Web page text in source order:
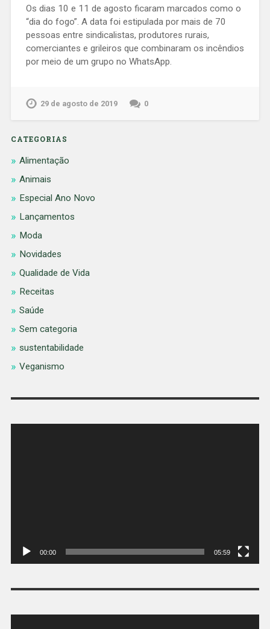
Os dias 10 e 11 de agosto ficaram marcados como o
“dia do fogo”. A data foi estipulada por mais de 70
pessoas entre sindicalistas, produtores rurais,
comerciantes e grileiros que combinaram os incêndios
por meio de um grupo no WhatsApp.
29 de agosto de 2019 0
CATEGORIAS
Alimentação
Animais
Especial Ano Novo
Lançamentos
Moda
Novidades
Qualidade de Vida
Receitas
Saúde
Sem categoria
sustentabilidade
Veganismo
00:00 05:59